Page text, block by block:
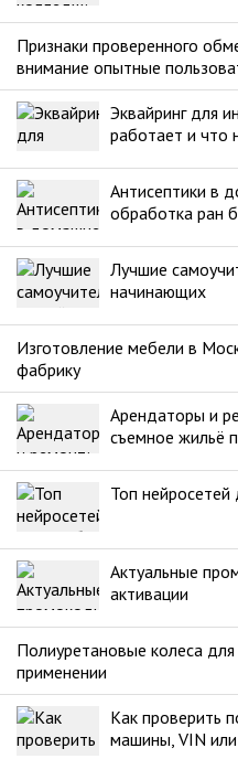
Признаки проверенного
внимание опытные
Эквайринг для
работает и что
Антисептики в
обработка ран
Лучшие
начинающих
Изготовление мебели в
фабрику
Арендаторы и
съемное жильё
Топ
Актуальные
активации
Полиуретановые колеса
применении
Как проверить
машины, VIN